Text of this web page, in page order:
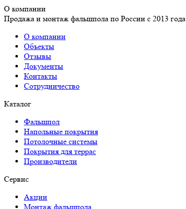
О компании
Продажа и монтаж фальшпола по России с 2013 года
О компании
Объекты
Отзывы
Документы
Контакты
Сотрудничество
Каталог
Фальшпол
Напольные покрытия
Потолочные системы
Покрытия для террас
Производители
Сервис
Акции
Монтаж фальшпола